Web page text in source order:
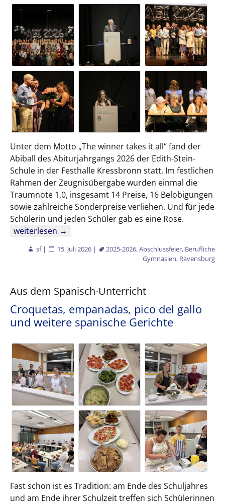
Unter dem Motto „The winner takes it all“ fand der
Abiball des Abiturjahrgangs 2026 der Edith-Stein-
Schule in der Festhalle Kressbronn statt. Im festlichen
Rahmen der Zeugnisübergabe wurden einmal die
Traumnote 1,0, insgesamt 14 Preise, 16 Belobigungen
sowie zahlreiche Sonderpreise verliehen. Und für jede
Schülerin und jeden Schüler gab es eine Rose.
„The winner takes it all“ – Abiball 2026
weiterlesen →
sf| 15. Juli 2026 | 2025-2026,Abschlussfeier, Berufliche
Gymnasien, Ravensburg
Aus dem Spanisch-Unterricht
Croquetas, empanadas, pico del gallo
und weitere spanische Gerichte
Fast schon ist es Tradition: am Ende des Schuljahres
und am Ende ihrer Schulzeit treffen sich Schülerinnen